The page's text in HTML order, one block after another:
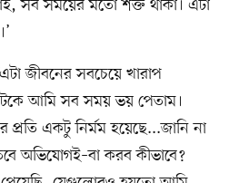
সব সময়ের মতো শক্ত থাকা। এটা
জীবনের সবচেয়ে খারাপ
আমি সব সময় ভয় পেতাম।
একটু নির্মম হয়েছে...জানি না
অভিযোগই–বা করব কীভাবে?